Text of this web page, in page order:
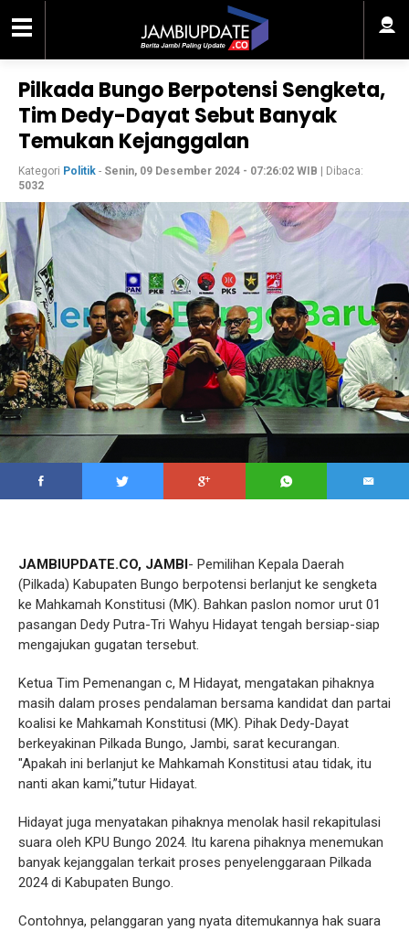
Pilkada Bungo Berpotensi Sengketa,
Tim Dedy-Dayat Sebut Banyak
Temukan Kejanggalan
Kategori Politik - Senin, 09 Desember 2024 - 07:26:02 WIB | Dibaca:
5032
JAMBIUPDATE.CO, JAMBI- Pemilihan Kepala Daerah
(Pilkada) Kabupaten Bungo berpotensi berlanjut ke sengketa
ke Mahkamah Konstitusi (MK). Bahkan paslon nomor urut 01
pasangan Dedy Putra-Tri Wahyu Hidayat tengah bersiap-siap
mengajukan gugatan tersebut.
Ketua Tim Pemenangan c, M Hidayat, mengatakan pihaknya
masih dalam proses pendalaman bersama kandidat dan partai
koalisi ke Mahkamah Konstitusi (MK). Pihak Dedy-Dayat
berkeyakinan Pilkada Bungo, Jambi, sarat kecurangan.
"Apakah ini berlanjut ke Mahkamah Konstitusi atau tidak, itu
nanti akan kami,”tutur Hidayat.
Hidayat juga menyatakan pihaknya menolak hasil rekapitulasi
suara oleh KPU Bungo 2024. Itu karena pihaknya menemukan
banyak kejanggalan terkait proses penyelenggaraan Pilkada
2024 di Kabupaten Bungo.
Contohnya, pelanggaran yang nyata ditemukannya hak suara